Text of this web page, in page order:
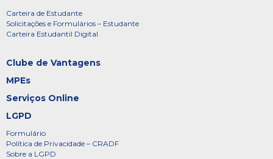
Carteira de Estudante
Solicitações e Formulários – Estudante
Carteira Estudantil Digital
Clube de Vantagens
MPEs
Serviços Online
LGPD
Formulário
Política de Privacidade – CRADF
Sobre a LGPD